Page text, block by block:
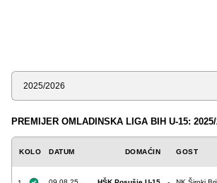
Sezona
PREMIJER OMLADINSKA LIGA BIH U-15:
KOLO DATUM DOMAĆIN GOST